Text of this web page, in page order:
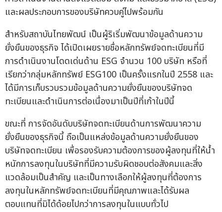
และผลประกอบการของบริษัทควบคู่ไปพร้อมกัน
สำหรับสถาบันไทยพัฒน์ เป็นผู้ริเริ่มพัฒนาข้อมูลด้านความ
ยั่งยืนของธุรกิจ ได้เปิดเผยรายชื่อหลักทรัพย์จดทะเบียนที่มี
การดำเนินงานโดดเด่นด้าน ESG จำนวน 100 บริษัท หรือที่
เรียกว่ากลุ่มหลักทรัพย์ ESG100 เป็นครั้งแรกในปี 2558 และ
ได้มีการเก็บรวบรวมข้อมูลด้านความยั่งยืนของบริษัทจด
ทะเบียนและดำเนินการต่อเนื่องมาเป็นปีที่เก้าในปีนี้
ขณะที่ การจัดอันดับบริษัทจดทะเบียนด้านการพัฒนาความ
ยั่งยืนของธุรกิจนี้ ถือเป็นแหล่งข้อมูลด้านความยั่งยืนของ
บริษัทจดทะเบียน เพื่อรองรับความต้องการของผู้ลงทุนที่ให้น้ำ
หนักการลงทุนในบริษัทที่มีความรับผิดชอบต่อสังคมและสิ่ง
แวดล้อมเป็นสำคัญ และเป็นทางเลือกให้ผู้ลงทุนที่ต้องการ
ลงทุนในหลักทรัพย์จดทะเบียนที่มีคุณภาพและได้รับผล
ตอบแทนที่มิได้ด้อยไปกว่าการลงทุนในแบบทั่วไป